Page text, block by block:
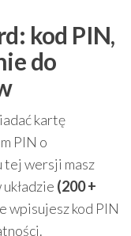
kod PIN,
do
kartę
PIN o
tej wersji masz
układzie (200 +
wpisujesz kod PIN